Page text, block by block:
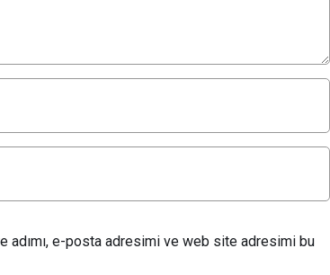
adımı, e-posta adresimi ve web site adresimi bu